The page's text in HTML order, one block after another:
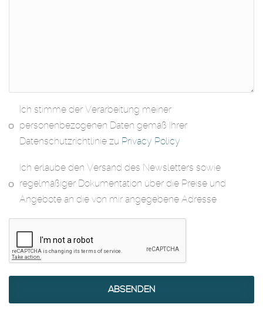
Ich stimme der Verarbeitung meiner
personenbezogenen Daten gemäß Ihrer
Datenschutzrichtlinie zu Privacy Policy
Ich erlaube den Versand des Newsletters sowie
regelmäßiger Dokumentation über die Preise und
Angebote an die von mir angegebene Adresse
ABSENDEN